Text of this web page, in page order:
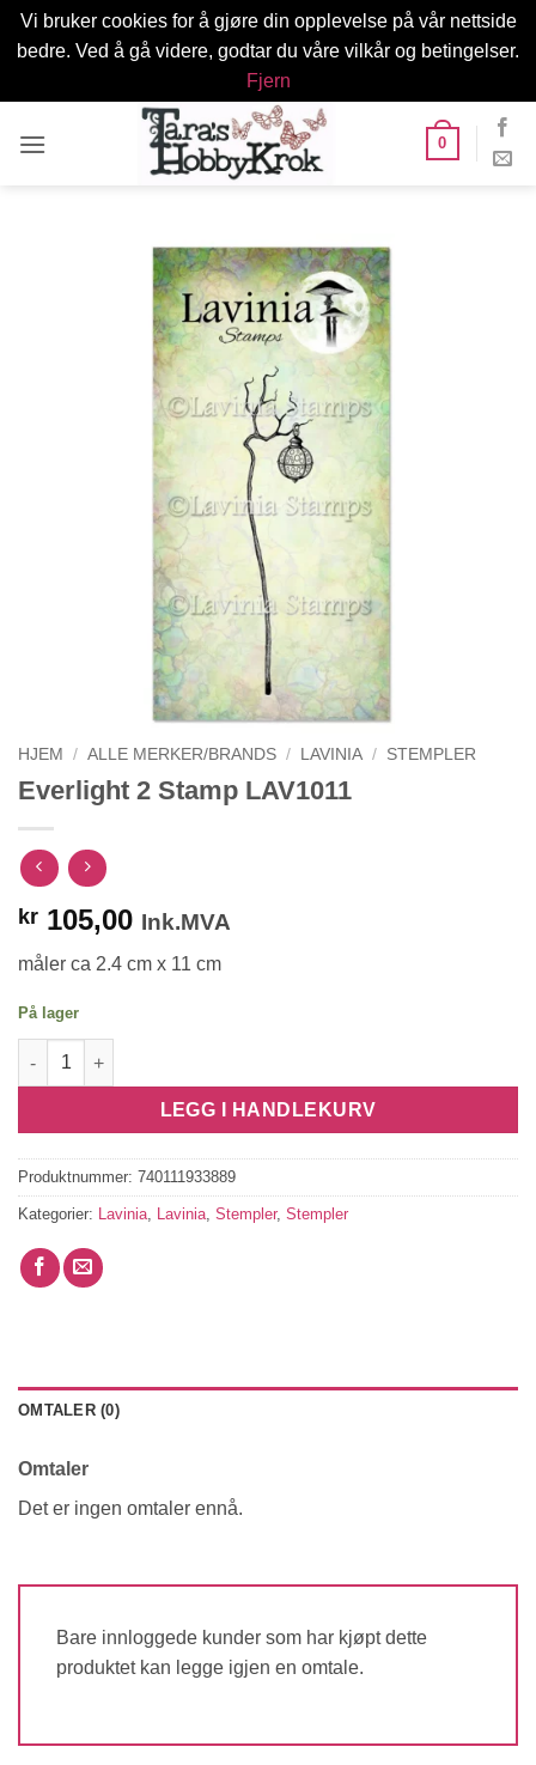
Vi bruker cookies for å gjøre din opplevelse på vår nettside
bedre. Ved å gå videre, godtar du våre vilkår og betingelser.
Fjern
0
HJEM / ALLE MERKER/BRANDS / LAVINIA / STEMPLER
Everlight 2 Stamp LAV1011
kr 105,00 Ink.MVA
måler ca 2.4 cm x 11 cm
På lager
Everlight 2 Stamp LAV1011 antall
LEGG I HANDLEKURV
Produktnummer: 740111933889
Kategorier: Lavinia Lavinia Stempler, Stempler
OMTALER (0)
Omtaler
Det er ingen omtaler ennå.
Bare innloggede kunder som har kjøpt dette
produktet kan legge igjen en omtale.